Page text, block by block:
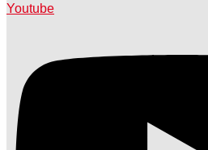
Youtube